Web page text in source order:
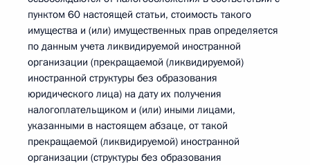
пунктом 60 настоящей статьи, стоимость такого
имущества и (или) имущественных прав определяется
по данным учета ликвидируемой иностранной
организации (прекращаемой (ликвидируемой)
иностранной структуры без образования
юридического лица) на дату их получения
налогоплательщиком и (или) иными лицами,
указанными в настоящем абзаце, от такой
прекращаемой (ликвидируемой) иностранной
организации (структуры без образования